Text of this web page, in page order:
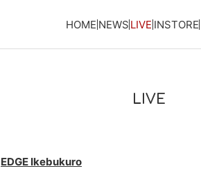
HOME NEWS LIVE INSTORE
LIVE
EDGE Ikebukuro